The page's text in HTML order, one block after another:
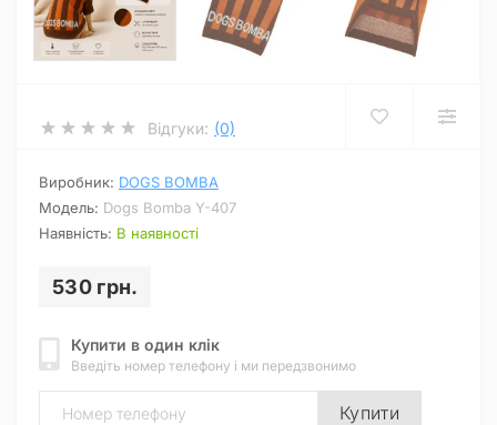
Відгуки: (0)
Виробник: DOGS BOMBA
Модель: Dogs Bomba Y-407
Наявність: В наявності
530 грн.
Купити в один клік
Введіть номер телефону і ми передзвонимо
Купити